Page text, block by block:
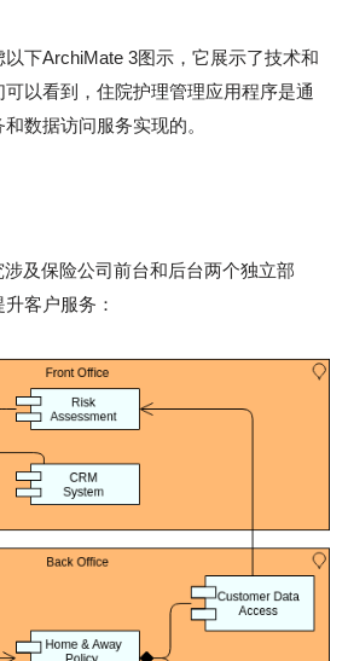
下ArchiMate 3图示，它展示了技术和
以看到，住院护理管理应用程序是通
数据访问服务实现的。
及保险公司前台和后台两个独立部
客户服务：